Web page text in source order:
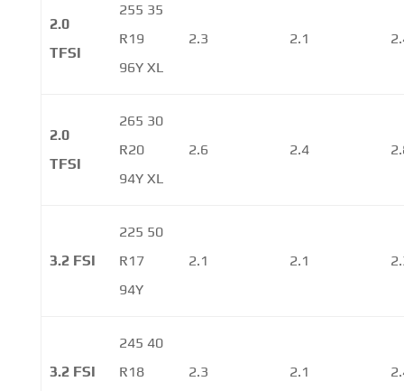
2.0
TFSI
255 35
R19
96Y XL
2.3 2.1
2.0
TFSI
265 30
R20
94Y XL
2.6 2.4
3.2 FSI
225 50
R17
94Y
2.1 2.1
3.2 FSI
245 40
R18
2.3 2.1